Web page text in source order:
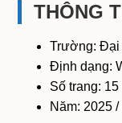
THÔNG
Trường: Đại
Định dạng:
Số trang:
Năm: 2025